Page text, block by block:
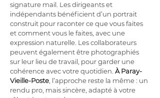
signature mail. Les dirigeants et
indépendants bénéficient d’un portrait
construit pour raconter ce que vous faites
et comment vous le faites, avec une
expression naturelle. Les collaborateurs
peuvent également être photographiés
sur leur lieu de travail, pour garder une
cohérence avec votre quotidien. À Paray-
Vieille-Poste , l’approche reste la même : un
rendu pro, mais sincère, adapté à votre